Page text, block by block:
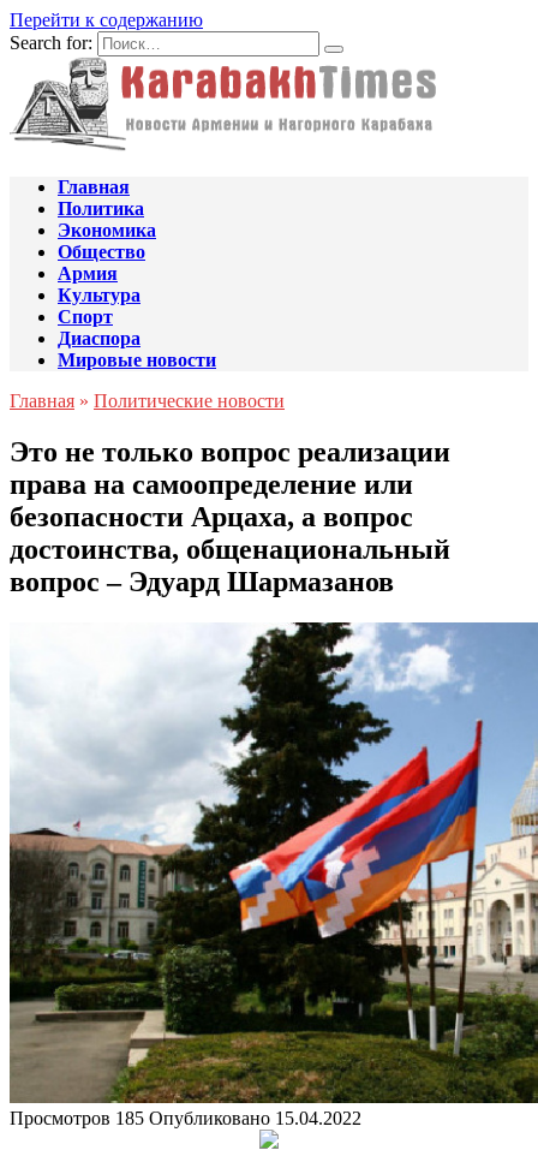
Перейти к содержанию
Search for:
Главная
Политика
Экономика
Общество
Армия
Культура
Спорт
Диаспора
Мировые новости
Главная » Политические новости
Это не только вопрос реализации
права на самоопределение или
безопасности Арцаха, а вопрос
достоинства, общенациональный
вопрос – Эдуард Шармазанов
Просмотров 185 Опубликовано 15.04.2022